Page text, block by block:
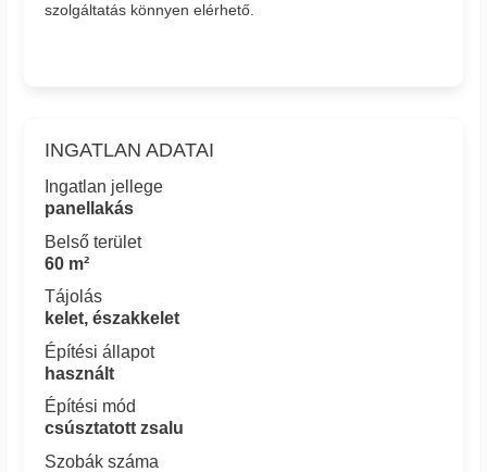
szolgáltatás könnyen elérhető.
INGATLAN ADATAI
Ingatlan jellege
panellakás
Belső terület
60 m²
Tájolás
kelet, északkelet
Építési állapot
használt
Építési mód
csúsztatott zsalu
Szobák száma